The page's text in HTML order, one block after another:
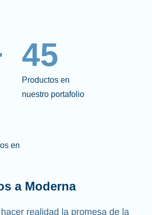
45
Productos en
nuestro portafolio
en
a Moderna
realidad la promesa de la